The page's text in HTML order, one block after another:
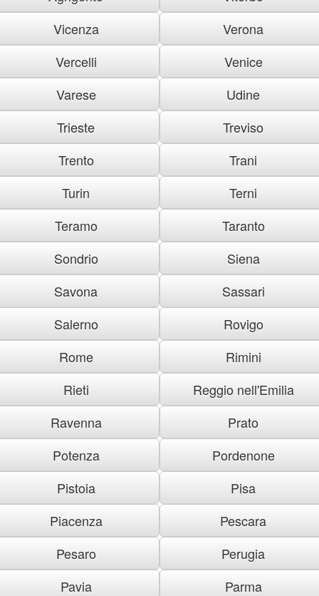
Vicenza
Verona
Vercelli
Venice
Varese
Udine
Trieste
Treviso
Trento
Trani
Turin
Terni
Teramo
Taranto
Sondrio
Siena
Savona
Sassari
Salerno
Rovigo
Rome
Rimini
Rieti
Reggio nell'Emilia
Ravenna
Prato
Potenza
Pordenone
Pistoia
Pisa
Piacenza
Pescara
Pesaro
Perugia
Pavia
Parma